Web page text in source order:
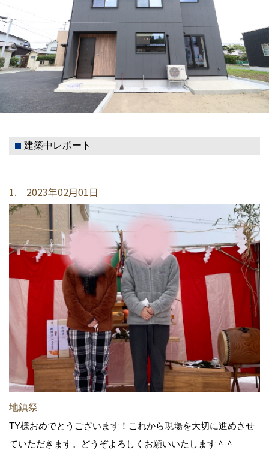
建築中レポート
1. 2023年02月01日
地鎮祭
TY様おめでとうございます！これから現場を大切に進めさせ
ていただきます。どうぞよろしくお願いいたします＾＾